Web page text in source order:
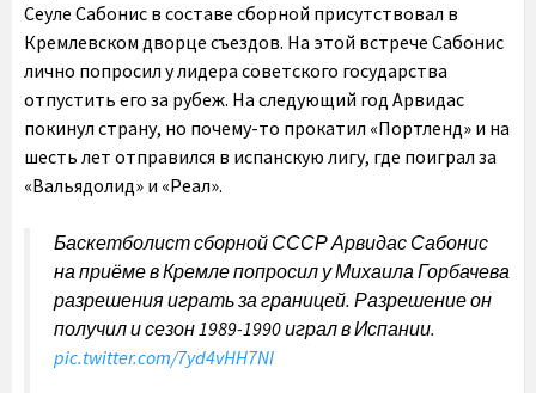
Сеуле Сабонис в составе сборной присутствовал в
Кремлевском дворце съездов. На этой встрече Сабонис
лично попросил у лидера советского государства
отпустить его за рубеж. На следующий год Арвидас
покинул страну, но почему-то прокатил «Портленд» и на
шесть лет отправился в испанскую лигу, где поиграл за
«Вальядолид» и «Реал».
Баскетболист сборной СССР Арвидас Сабонис
на приёме в Кремле попросил у Михаила Горбачева
разрешения играть за границей. Разрешение он
получил и сезон 1989-1990 играл в Испании.
pic.twitter.com/7yd4vHH7NI